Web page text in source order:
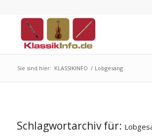
Sie sind hier: KLASSIKINFO / Lobgesang
Schlagwortarchiv für: